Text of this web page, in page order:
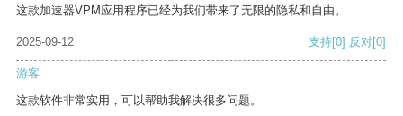
这款加速器VPM应用程序已经为我们带来了无限的隐私和自由。
2025-09-12 支持[0] 反对[0]
游客
这款软件非常实用，可以帮助我解决很多问题。